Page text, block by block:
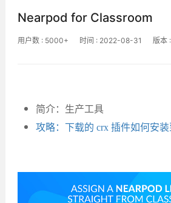
Nearpod for Classroom
用户数 : 5000+ 时间 : 2022-08-31 版本
简介：生产工具
攻略：下载的 crx 插件如何安装